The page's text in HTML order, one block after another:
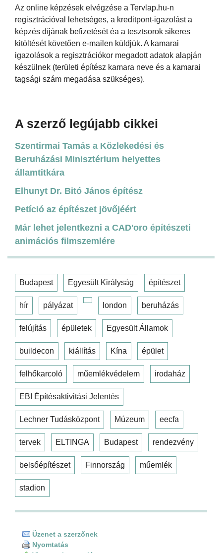
Az online képzések elvégzése a Tervlap.hu-n
regisztrációval lehetséges, a kreditpont-igazolást a
képzés díjának befizetését éa a tesztsorok sikeres
kitöltését követően e-mailen küldjük. A kamarai
igazolások a regisztrációkor megadott adatok alapján
készülnek (területi építész kamara neve és a kamarai
tagsági szám megadása szükséges).
A szerző legújabb cikkei
Szentirmai Tamás a Közlekedési és
Beruházási Minisztérium helyettes
államtitkára
Elhunyt Dr. Bitó János építész
Petíció az építészet jövőjéért
Már lehet jelentkezni a CAD'oro építészeti
animációs filmszemlére
Budapest Egyesült Királyság építészet
hír pályázat london beruházás
felújítás épületek Egyesült Államok
buildecon kiállítás Kína épület
felhőkarcoló műemlékvédelem irodaház
EBI Építésaktivitási Jelentés
Lechner Tudásközpont Múzeum eecfa
tervek ELTINGA Budapest rendezvény
belsőépítészet Finnország műemlék
stadion
Üzenet a szerzőnek
Nyomtatás